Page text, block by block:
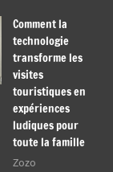
Comment la
technologie
transforme les
visites
touristiques en
expériences
ludiques pour
toute la famille
Zozo